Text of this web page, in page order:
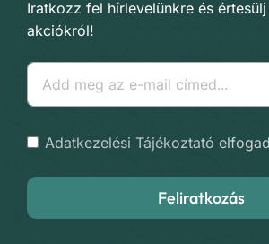
Iratkozz fel hírlevelünkre és
akciókról!
Adatkezelési Tájékoztató
Feliratkozás